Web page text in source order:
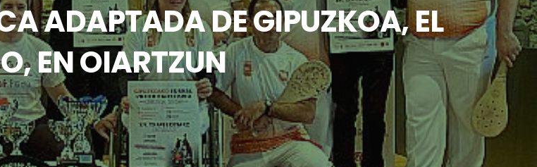
ADAPTADA DE GIPUZKOA, EL
EN OIARTZUN